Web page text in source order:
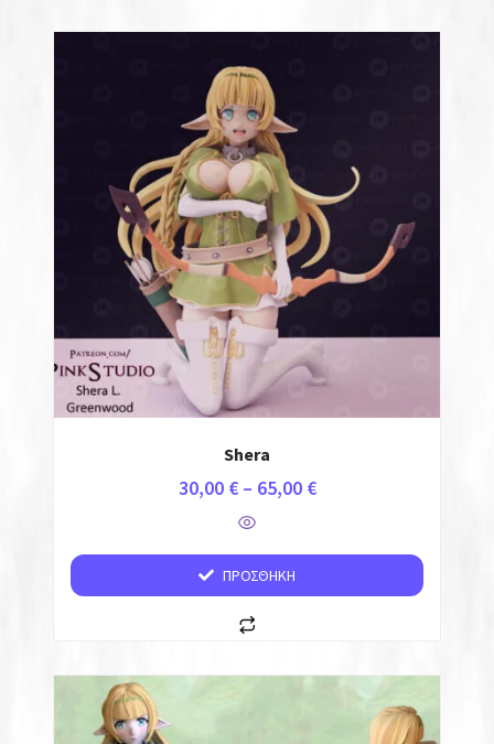
Anime
How Not to Summon a Demon Lord
Kimetsu no Yaiba
Kumo Desu ga, Nanika?
Mushoku Tensei
Tengen Toppa Gurren Lagann
Games
Shera
30,00 € – 65,00 €
ΠΡΟΣΘΉΚΗ